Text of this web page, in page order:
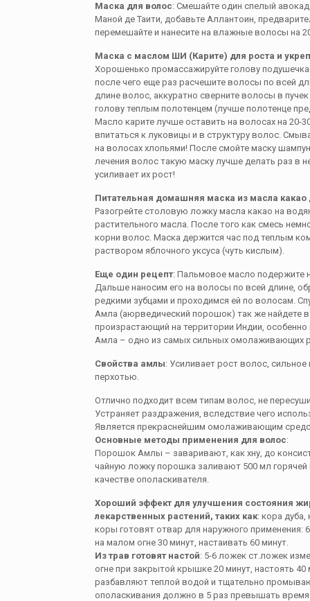
Маска для волос: Смешайте один спелый
Маной де Таити, добавьте Аллантоин,
перемешайте и нанесите на влажные волосы на
Маска с маслом ШИ (Карите) для роста и
Хорошенько промассажируйте голову
после чего еще раз расчешите волосы по всей
длине волос, аккуратно сверните волосы в
голову теплым полотенцем (лучше полотенце
Масло карите лучше оставить на волосах на
впитаться к луковицы и в структуру волос.
на волосах хлопьями! После смойте маску
лечения волос такую маску лучше делать раз в
усиливает их рост!
Питательная домашняя маска из масла какао
Разогрейте столовую ложку масла какао на
растительного масла. После того как смесь
корни волос. Маска держится час под теплым
раствором яблочного уксуса (чуть кислым).
Еще один рецепт: Пальмовое масло подержите
Дальше наносим его на волосы по всей длине,
редкими зубцами и проходимся ей по волосам.
Амла (аюрведический порошок) так же найдете
произрастающий на территории Индии,
Амла – одно из самых сильных омолаживающих
Свойства амлы: Усиливает рост волос,
перхотью.
Отлично подходит всем типам волос, не
Устраняет раздражения, вследствие чего
Является прекраснейшим омолаживающим
Основные методы применения для волос:
Порошок Амлы – заваривают, как хну, до
чайную ложку порошка заливают 500 мл
качестве ополаскивателя.
Хороший эффект для улучшения состояния
лекарственных растений, таких как: кора
коры готовят отвар для наружного
на малом огне 30 минут, настаивать 60 минут.
Из трав готовят настой: 5-6 ложек ст.ложек
огне при закрытой крышке 20 минут, настоять
разбавляют теплой водой и тщательно
ополаскивания должно в 5 раз превышать